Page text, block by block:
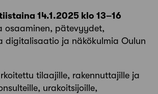
14.1.2025 klo 13–16
osaaminen, pätevyydet,
digitalisaatio ja näkökulmia Oulun
tilaajille, rakennuttajille ja
urakoitsijoille,